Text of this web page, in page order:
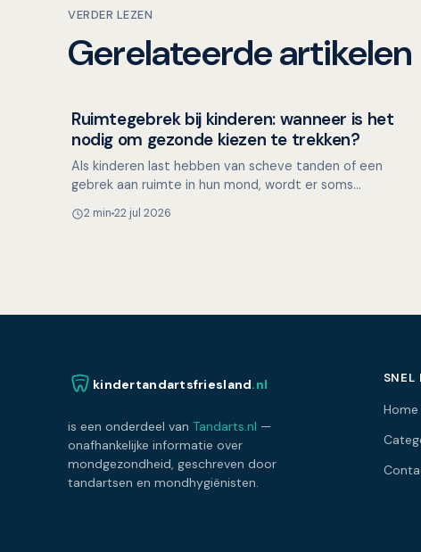
VERDER LEZEN
Gerelateerde artikelen
Kinderen en mondgezondheid
Ruimtegebrek bij kinderen: wanneer is het
nodig om gezonde kiezen te trekken?
Als kinderen last hebben van scheve tanden of een
gebrek aan ruimte in hun mond, wordt er soms
trekken. Maar i…
2 min 22 jul 2026
kindertandartsfriesland.nl
is een onderdeel van Tandarts.nl —
onafhankelijke informatie over
mondgezondheid, geschreven door
tandartsen en mondhygiënisten.
SNEL
Home